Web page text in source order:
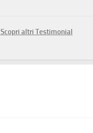
Scopri altri Testimonial